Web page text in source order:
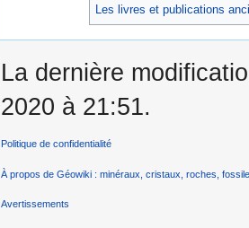
Les livres et publications
La dernière
2020 à 21:51.
Politique de confidentialité
À propos de Géowiki : minéraux, cristaux, roches,
Avertissements